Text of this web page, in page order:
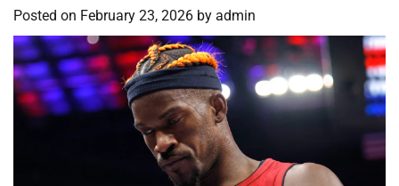
Posted on February 23, 2026 by admin